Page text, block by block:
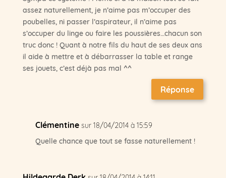
assez naturellement, je n’aime pas m’occuper des
poubelles, ni passer l’aspirateur, il n’aime pas
s’occuper du linge ou faire les poussières…chacun son
truc donc ! Quant à notre fils du haut de ses deux ans
il aide à mettre et à débarrasser la table et range
ses jouets, c’est déjà pas mal ^^
Réponse
Clémentine sur 18/04/2014 à 15:59
Quelle chance que tout se fasse naturellement !